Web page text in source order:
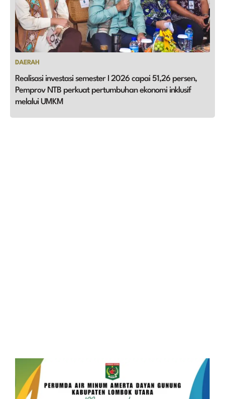
DAERAH
Realisasi investasi semester I 2026 capai 51,26 persen,
Pemprov NTB perkuat pertumbuhan ekonomi inklusif
melalui UMKM